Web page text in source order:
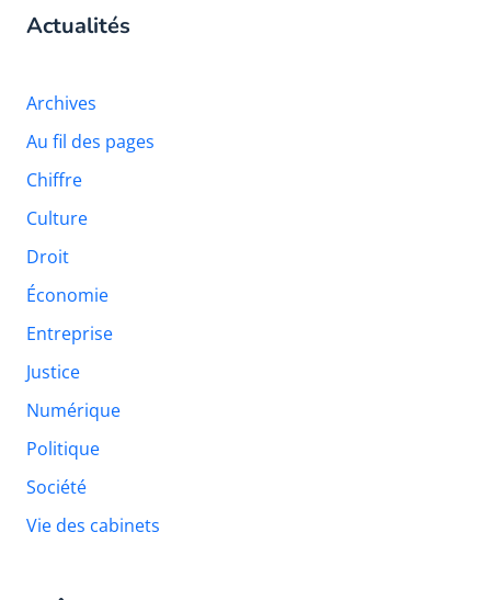
Actualités
Archives
Au fil des pages
Chiffre
Culture
Droit
Économie
Entreprise
Justice
Numérique
Politique
Société
Vie des cabinets